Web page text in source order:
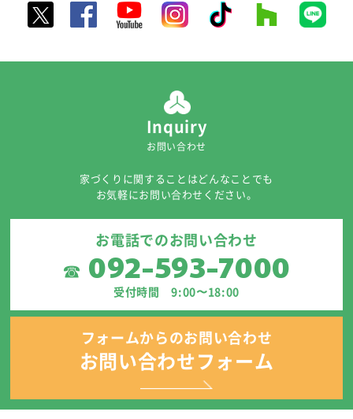
Inquiry
お問い合わせ
家づくりに関することはどんなことでも
お気軽にお問い合わせください。
お電話でのお問い合わせ
☎ 092-593-7000
受付時間 9:00〜18:00
フォームからのお問い合わせ
お問い合わせフォーム